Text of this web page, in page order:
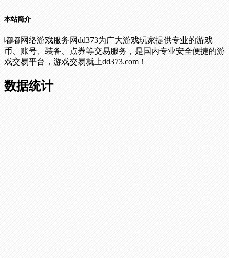
本站简介
嘟嘟网络游戏服务网dd373为广大游戏玩家提供专业的游戏
币、账号、装备、点券等交易服务，是国内专业安全便捷的游
戏交易平台，游戏交易就上dd373.com！
数据统计